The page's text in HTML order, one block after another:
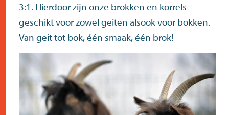
3:1. Hierdoor zijn onze brokken en korrels
geschikt voor zowel geiten alsook voor bokken.
Van geit tot bok, één smaak, één brok!